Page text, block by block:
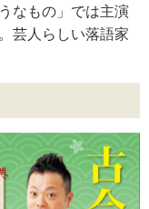
なもの」では主演
芸人らしい落語家